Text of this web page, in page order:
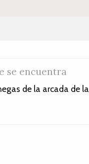
se encuentra
de la arcada de la